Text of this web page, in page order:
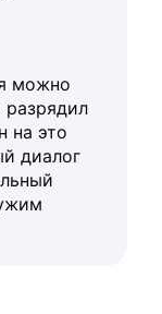
можно
разрядил
на это
диалог